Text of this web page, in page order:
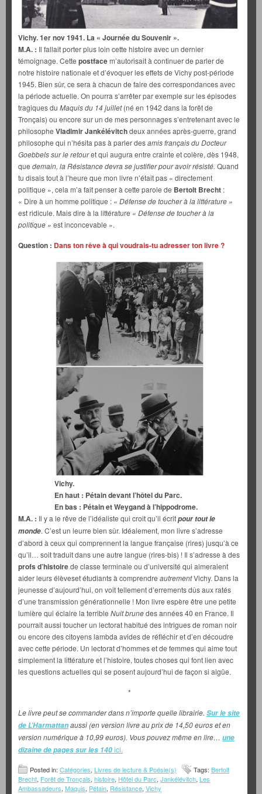
Vichy. 1er nov 1941. La « Journée du Souvenir ».
M.A. : Il fallait porter plus loin cette histoire avec un dernier
témoignage. Cette postfacem’autorisait à continuer de parler de
notre histoire nationale et d’évoquer les effets de Vichy post-période
1945. Bien sûr, ce sera à chacun de faire des correspondances avec
la période actuelle. On pourra s’arrêter par exemple sur les épisodes
tragiques du Maquis du 14 juillet(né en 1942 dans la forêt de
Tronçais) ou encore sur un de mes personnages s’entretenant avec le
philosophe Vladimir Jankélévitchdeux années après-guerre, grand
philosophe qui n’hésita pas à parler desamis français du Docteur
Goebbels sur le retouret qui augura entre crainte et colère, dès 1948,
que demain, la Résistance devra se justifier pour avoir résisté. Quand
tu disais tout à l’heure que mon livre n’était pas « directement
politique », cela m’a fait penser à cette parole de Bertolt Brecht :
« Dire à un homme politique : « Défense de toucher à la littérature »
est ridicule. Mais dire à la littérature « Défense de toucher à la
politique » est inconcevable ».
Question : Dans ton rêve à qui voudrais-tu adresser ton livre ?
Vichy.
En haut : Pétain devant l’hôtel du Parc.
En bas : Pétain et Weygand à l’hippodrome.
M.A. : Il y a le rêve de l’idéaliste qui croit qu’il écritpour tout le
monde. C’est un leurre bien sûr. Idéalement, mon livre s’adresse
d’abord à ceux qui comprennent la langue française (rires) jusqu’à ce
qu’il… soit traduit dans une autre langue (rires-bis) ! Il s’adresse à des
profs d’histoirede classe terminale ou d’université qui aimeraient
aider leurs élèveset étudiants à comprendre autrementVichy. Dans la
jeunesse d’aujourd’hui, on voit tellement d’errements dûs aux ratés
d’une transmission générationnelle ! Mon livre espère être une petite
lumière qui éclaire la terrible Nuit brunedes années 40 en France. Il
pourrait aussi toucher un lectorat habitué des intrigues de roman noir
ou encore des citoyens lambda avides de réfléchir et d’en découdre
avec cette période. Un lectorat d’hommes et de femmes qui aime tout
simplement la littérature et l’histoire, toutes choses qui font lien avec
les questions actuelles qui se posent aujourd’hui de façon si aigüe.
*
Le livre peut se commander dans n’importe quelle librairie. Sur le site
de L’Harmattanaussi (en version livre au prix de 14,50 euros et en
version numérique à 10,99 euros). Vous pouvez même en lire… une
dizaine de pages sur les 140ici.
Posted in: Catégories, Livres de lecture & Poésie(s) Tags: Bertolt
Brecht, Forêt de Tronçais, histoire, Hôtel du Parc, Jankélévitch, Les
Ambassadeurs, Maquis, Pétain, Résistance, Vichy